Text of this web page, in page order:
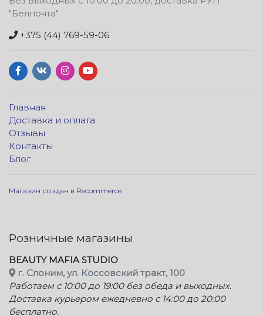
"Белпочта"
+375 (44) 769-59-06
Главная
Доставка и оплата
Отзывы
Контакты
Блог
Магазин создан в Recommerce
Розничные магазины
BEAUTY MAFIA STUDIO
г. Слоним, ул. Коссовский тракт, 100
Работаем с 10:00 до 19:00 без обеда и выходных.
Доставка курьером ежедневно с 14:00 до 20:00
бесплатно.